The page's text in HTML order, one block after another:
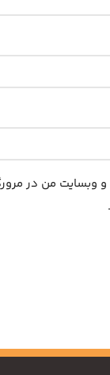
و وبسایت من در